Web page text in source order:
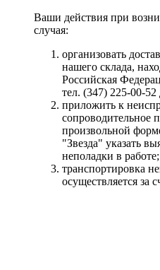
Ваши действия при
случая:
организовать
нашего склада,
Российская
тел. (347) 225-00-52
приложить к
сопроводительное
произвольной
"Звезда" указать
неполадки в работе;
транспортировка
осуществляется за